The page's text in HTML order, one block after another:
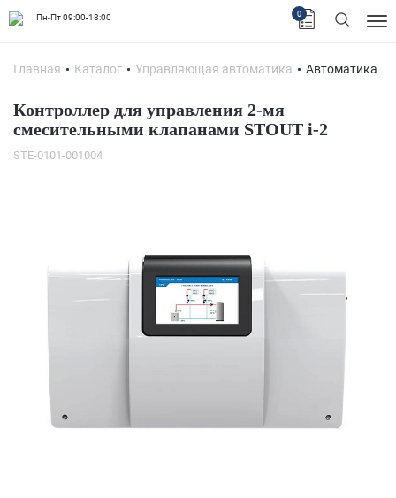
Пн-Пт 09:00-18:00 0
Главная Каталог Управляющая автоматика Автоматика
Контроллер для управления 2-мя
смесительными клапанами STOUT i-2
STE-0101-001004